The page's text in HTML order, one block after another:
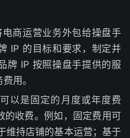
电商运营业务外包给操盘手
IP 的目标和要求，制定并
牌 IP 按照操盘手提供的服
用。
以是固定的月度或年度费
的收费。例如，固定费用可
维持店铺的基本运营；基于